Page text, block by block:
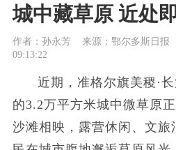
城中藏草原 近处
作者：孙永芳 来源：鄂尔多斯日报
09:13:22
近期，准格尔旗美稷·
的3.2万平方米城中微草原
沙滩相映，露营休闲、文旅